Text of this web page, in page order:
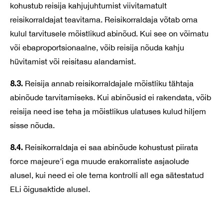
kohustub reisija kahjujuhtumist viivitamatult
reisikorraldajat teavitama. Reisikorraldaja võtab oma
kulul tarvitusele mõistlikud abinõud. Kui see on võimatu
või ebaproportsionaalne, võib reisija nõuda kahju
hüvitamist või reisitasu alandamist.
8.3. Reisija annab reisikorraldajale mõistliku tähtaja
abinõude tarvitamiseks. Kui abinõusid ei rakendata, võib
reisija need ise teha ja mõistlikus ulatuses kulud hiljem
sisse nõuda.
8.4. Reisikorraldaja ei saa abinõude kohustust piirata
force majeure'i ega muude erakorraliste asjaolude
alusel, kui need ei ole tema kontrolli all ega sätestatud
ELi õigusaktide alusel.